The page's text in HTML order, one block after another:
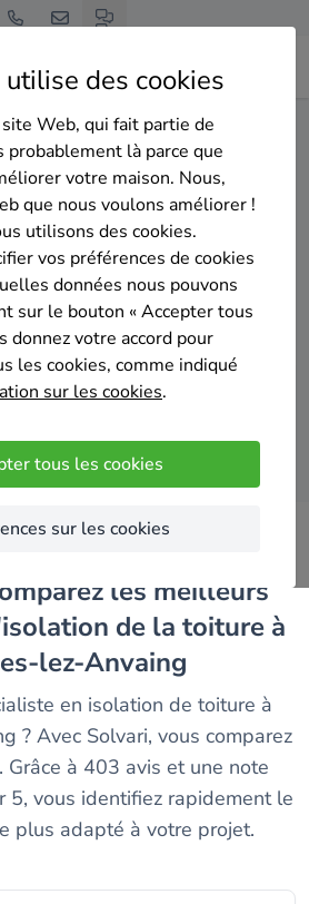
des cookies
Web, qui fait partie de
probablement là parce que
votre maison. Nous,
que nous voulons améliorer !
utilisons des cookies.
vos préférences de cookies
données nous pouvons
sur le bouton « Accepter tous
donnez votre accord pour
les cookies, comme indiqué
sur les cookies.
tous les cookies
sur les cookies
Hainaut Frasnes-lez-Anvaing
et sans engagement
de la toiture à
lez-Anvaing
des devis
de la toiture à
lez-Anvaing
en isolation de toiture à
? Avec Solvari, vous comparez
à 403 avis et une note
5, vous identifiez rapidement le
plus adapté à votre projet.